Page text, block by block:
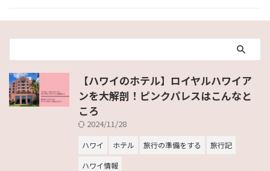
【ハワイのホテル】ロイヤルハワイア
ンを大解剖！ピンクパレスはこんなと
ころ
2024/11/28
ハワイ ホテル 旅行の準備をする
旅行記
ハワイ情報